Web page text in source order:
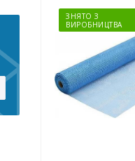
ЗНЯТО З
ВИРОБНИЦТВА